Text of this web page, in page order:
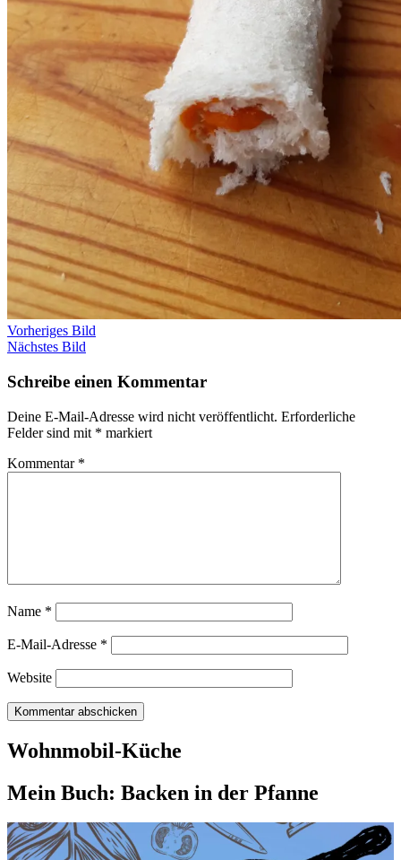
Vorheriges Bild
Nächstes Bild
Schreibe einen Kommentar
Deine E-Mail-Adresse wird nicht veröffentlicht. Erforderliche
Felder sind mit * markiert
Kommentar *
Name *
E-Mail-Adresse *
Website
Wohnmobil-Küche
Mein Buch: Backen in der Pfanne